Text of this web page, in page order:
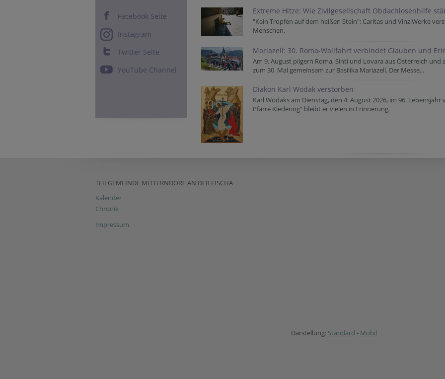
Facebook Seite
Instagram
Twitter Seite
YouTube Channel
Extreme Hitze: Wie Zivilgesellschaft Obdachlosenhilfe
"Kein Tropfen auf dem heißen Stein": Caritas und VinziWerke
Menschen.
Mariazell: 30. Roma-Wallfahrt verbindet Glauben und
Am 9. August pilgern Roma, Sinti und Lovara aus Österreich
zum 30. Mal gemeinsam zur Basilika Mariazell. Der Messe...
Diakon Karl Wodak verstorben
Karl Wodaks am Dienstag, den 4. August 2026, im 96.
Pfarre Kledering“ bleibt er vielen in Erinnerung.
TEILGEMEINDE MITTERNDORF AN DER FISCHA
Kalender
Chronik
Impressum
Darstellung: Standard - Mobil